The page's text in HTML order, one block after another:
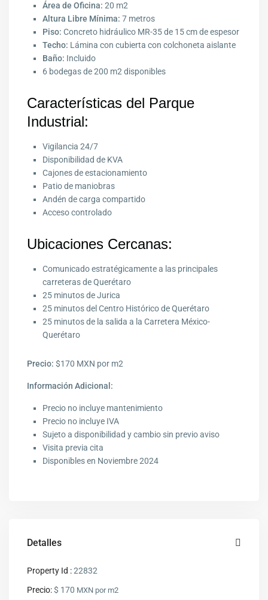
Área de Oficina: 20 m2
Altura Libre Mínima: 7 metros
Piso: Concreto hidráulico MR-35 de 15 cm de espesor
Techo: Lámina con cubierta con colchoneta aislante
Baño: Incluido
6 bodegas de 200 m2 disponibles
Características del Parque
Industrial:
Vigilancia 24/7
Disponibilidad de KVA
Cajones de estacionamiento
Patio de maniobras
Andén de carga compartido
Acceso controlado
Ubicaciones Cercanas:
Comunicado estratégicamente a las principales
carreteras de Querétaro
25 minutos de Jurica
25 minutos del Centro Histórico de Querétaro
25 minutos de la salida a la Carretera México-
Querétaro
Precio: $170 MXN por m2
Información Adicional:
Precio no incluye mantenimiento
Precio no incluye IVA
Sujeto a disponibilidad y cambio sin previo aviso
Visita previa cita
Disponibles en Noviembre 2024
Detalles
Property Id :22832
Precio:$ 170 MXN por m2